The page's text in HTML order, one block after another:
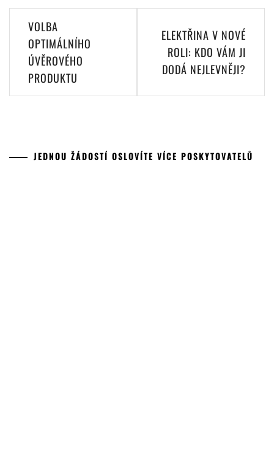
Navigace
pro
příspěvek
VOLBA
OPTIMÁLNÍHO
ÚVĚROVÉHO
PRODUKTU
ELEKTŘINA V NOVÉ
ROLI: KDO VÁM JI
DODÁ NEJLEVNĚJI?
JEDNOU ŽÁDOSTÍ OSLOVÍTE VÍCE POSKYTOVATELŮ